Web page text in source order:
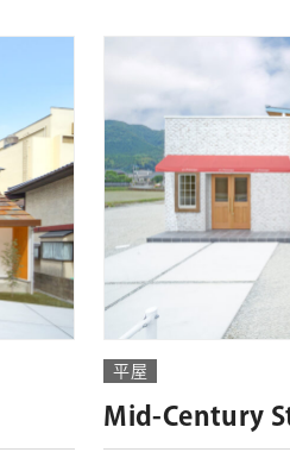
平屋
Mid-Century